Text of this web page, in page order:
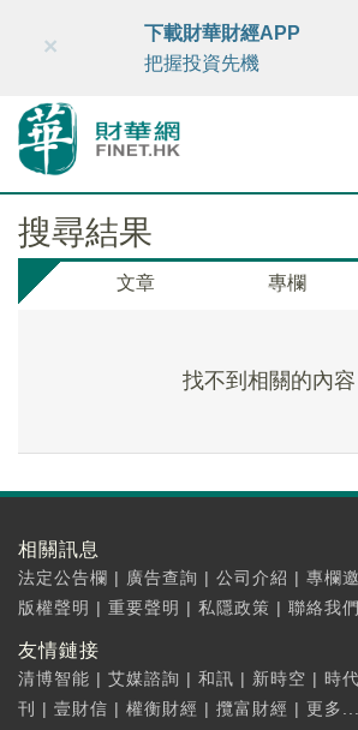
財華智庫網 FINTV FINMETA
×
下載財華財經APP
把握投資先機
搜尋結果
文章 專欄
找不到相關的內容
相關訊息
法定公告欄 | 廣告查詢 | 公司介紹 | 專欄
版權聲明 | 重要聲明 | 私隱政策 | 聯絡我們
友情鏈接
清博智能 | 艾媒諮詢 | 和訊 | 新時空 | 時
刊
| 壹財信 | 權衡財經 | 攬富財經 | 更多...